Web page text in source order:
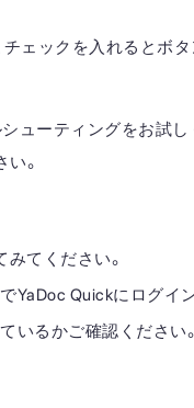
チェックを入れるとボ
ューティングをお試
。
てください。
YaDoc Quickにログイ
いるかご確認ください。